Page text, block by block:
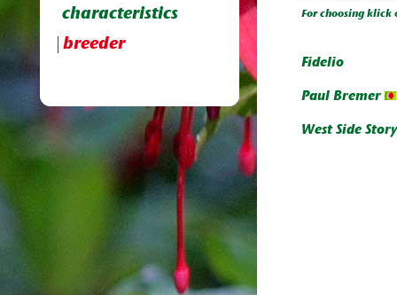
characteristics
breeder
For choosing klick
Fidelio
Paul Bremer
West Side Story